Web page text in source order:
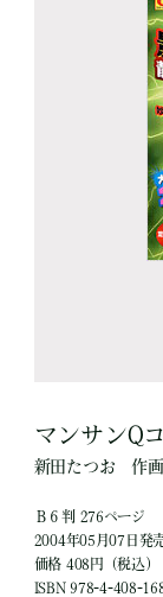
マンサンQ
新田たつお 作画
Ｂ６判 276ページ
2004年05月07日発
価格 408円（税込）
ISBN 978-4-408-